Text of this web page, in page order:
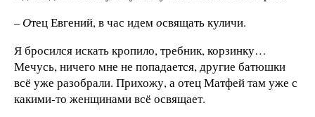
–Отец Евгений, в час идемосвящать куличи.
Я бросился искать кропило, требник, корзинку…
Мечусь, ничего мне не попадается, другие батюшки
всё уже разобрали. Прихожу, а отец Матфей там уже с
какими-то женщинами всё освящает.